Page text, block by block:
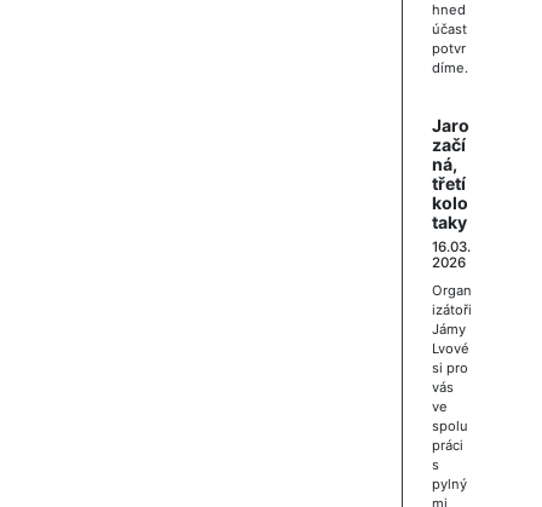
hned
účast
potvr
díme.
Jaro
začí
ná,
třetí
kolo
taky
16.03.
2026
Organ
izátoři
Jámy
Lvové
si pro
vás
ve
spolu
práci
s
pylný
mi